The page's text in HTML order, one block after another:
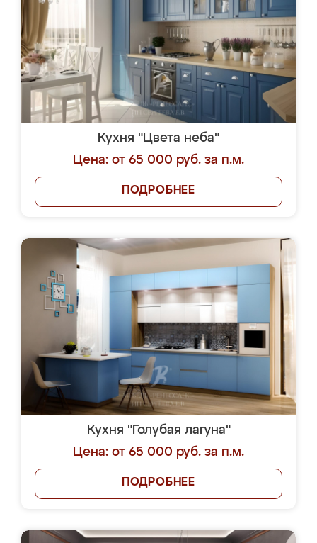
Кухня "Цвета неба"
Цена: от 65 000 руб. за п.м.
ПОДРОБНЕЕ
Кухня "Голубая лагуна"
Цена: от 65 000 руб. за п.м.
ПОДРОБНЕЕ